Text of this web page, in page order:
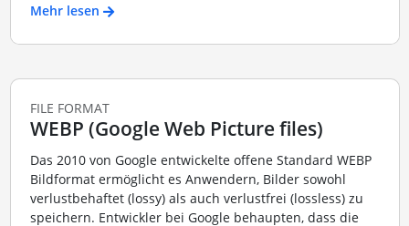
Mehr lesen
FILE FORMAT
WEBP (Google Web Picture files)
Das 2010 von Google entwickelte offene Standard WEBP
Bildformat ermöglicht es Anwendern, Bilder sowohl
verlustbehaftet (lossy) als auch verlustfrei (lossless) zu
speichern. Entwickler bei Google behaupten, dass die